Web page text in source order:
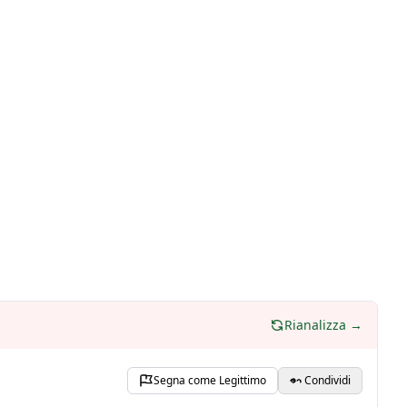
Rianalizza →
Segna come Legittimo Condividi